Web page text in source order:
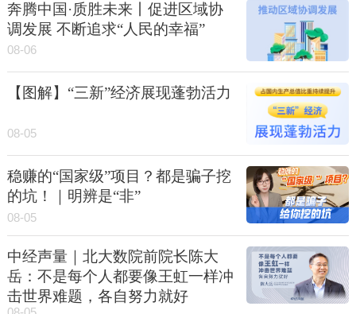
奔腾中国·质胜未来丨促进区域协
调发展 不断追求“人民的幸福”
08-06
【图解】“三新”经济展现蓬勃活力
08-05
稳赚的“国家级”项目？都是骗子挖
的坑！｜明辨是“非”
08-05
中经声量｜北大数院前院长陈大
岳：不是每个人都要像王虹一样冲
击世界难题，各自努力就好